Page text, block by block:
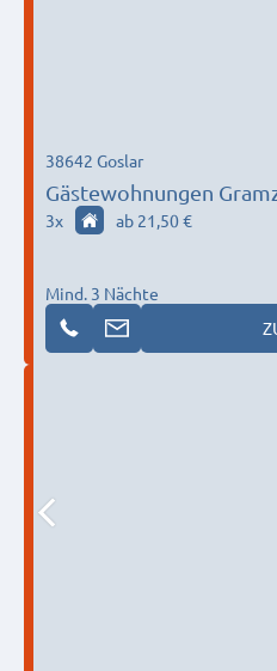
Gästewohnungen
38642 Goslar
3x ab 21,50 €
Mind. 3 Nächte